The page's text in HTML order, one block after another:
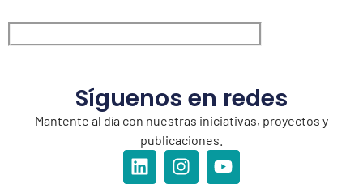
Síguenos en redes
Mantente al día con nuestras iniciativas, proyectos y
publicaciones.